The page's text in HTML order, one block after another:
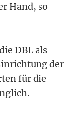
Hand, so
DBL als
der
für die